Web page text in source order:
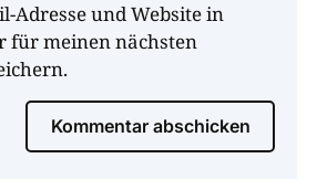
Adresse und Website in
für meinen nächsten
Kommentar abschicken